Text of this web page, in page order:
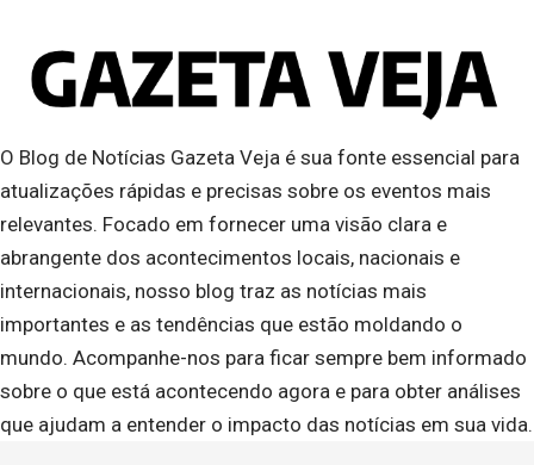
O Blog de Notícias Gazeta Veja é sua fonte essencial para
atualizações rápidas e precisas sobre os eventos mais
relevantes. Focado em fornecer uma visão clara e
abrangente dos acontecimentos locais, nacionais e
internacionais, nosso blog traz as notícias mais
importantes e as tendências que estão moldando o
mundo. Acompanhe-nos para ficar sempre bem informado
sobre o que está acontecendo agora e para obter análises
que ajudam a entender o impacto das notícias em sua vida.